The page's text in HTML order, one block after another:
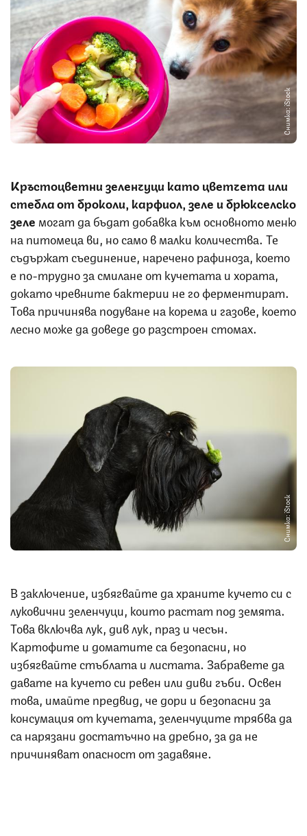
Снимка: iStock
Кръстоцветни зеленчуци като цветчета или
стебла от броколи, карфиол, зеле и брюкселско
зеле могат да бъдат добавка към основното меню
на питомеца ви, но само в малки количества. Те
съдържат съединение, наречено рафиноза, което
е по-трудно за смилане от кучетата и хората,
докато чревните бактерии не го ферментират.
Това причинява подуване на корема и газове, което
лесно може да доведе до разстроен стомах.
Снимка: iStock
В заключение, избягвайте да храните кучето си с
луковични зеленчуци, които растат под земята.
Това включва лук, див лук, праз и чесън.
Картофите и доматите са безопасни, но
избягвайте стъблата и листата. Забравете да
давате на кучето си ревен или диви гъби. Освен
това, имайте предвид, че дори и безопасни за
консумация от кучетата, зеленчуците трябва да
са нарязани достатъчно на дребно, за да не
причиняват опасност от задавяне.